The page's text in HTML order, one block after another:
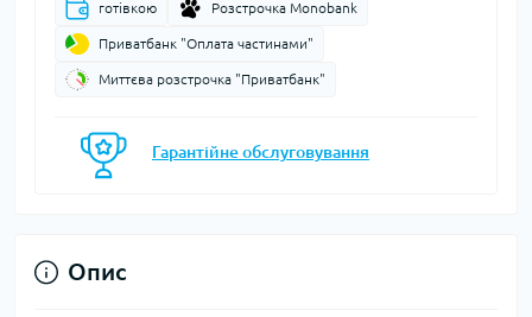
готівкою Розстрочка Monobank
Приватбанк "Оплата частинами"
Миттєва розстрочка "Приватбанк"
Гарантійне обслуговування
Опис